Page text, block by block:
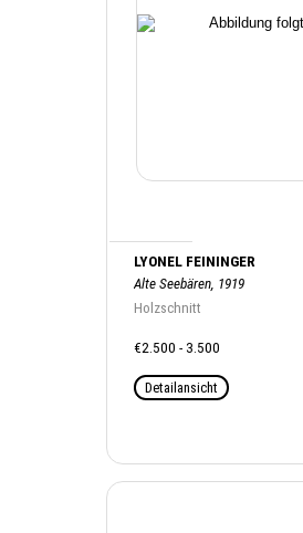
LYONEL FEININGER
Alte Seebären, 1919
Holzschnitt
€2.500 - 3.500
Detailansicht